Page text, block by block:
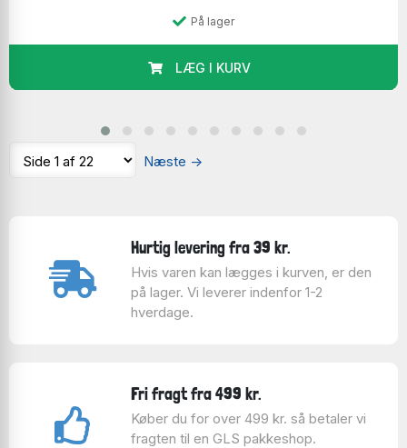
På lager
LÆG I KURV
Næste →
Hurtig levering fra 39 kr.
Hvis varen kan lægges i kurven, er den
på lager. Vi leverer indenfor 1-2
hverdage.
Fri fragt fra 499 kr.
Køber du for over 499 kr. så betaler vi
fragten til en GLS pakkeshop.